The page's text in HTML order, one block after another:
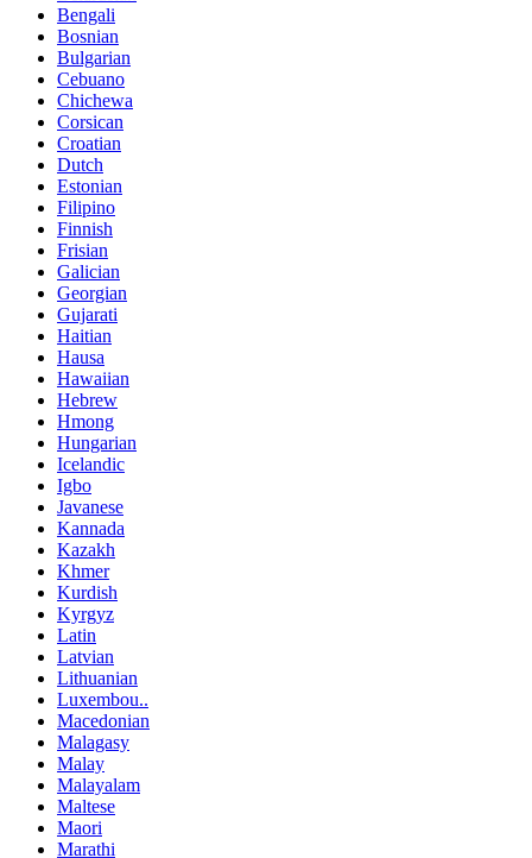
Bengali
Bosnian
Bulgarian
Cebuano
Chichewa
Corsican
Croatian
Dutch
Estonian
Filipino
Finnish
Frisian
Galician
Georgian
Gujarati
Haitian
Hausa
Hawaiian
Hebrew
Hmong
Hungarian
Icelandic
Igbo
Javanese
Kannada
Kazakh
Khmer
Kurdish
Kyrgyz
Latin
Latvian
Lithuanian
Luxembou..
Macedonian
Malagasy
Malay
Malayalam
Maltese
Maori
Marathi